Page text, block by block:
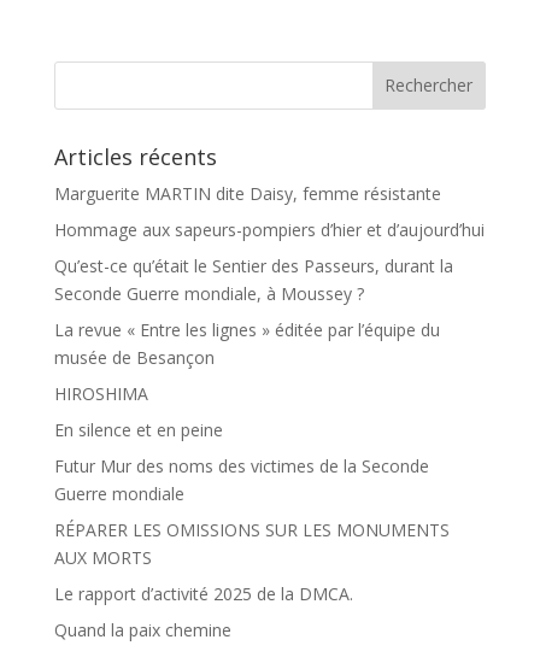
o e
Articles récents
Marguerite MARTIN dite Daisy, femme résistante
Hommage aux sapeurs-pompiers d’hier et d’aujourd’hui
Qu’est-ce qu’était le Sentier des Passeurs, durant la
Seconde Guerre mondiale, à Moussey ?
La revue « Entre les lignes » éditée par l’équipe du
musée de Besançon
HIROSHIMA
En silence et en peine
Futur Mur des noms des victimes de la Seconde
Guerre mondiale
RÉPARER LES OMISSIONS SUR LES MONUMENTS
AUX MORTS
Le rapport d’activité 2025 de la DMCA.
Quand la paix chemine